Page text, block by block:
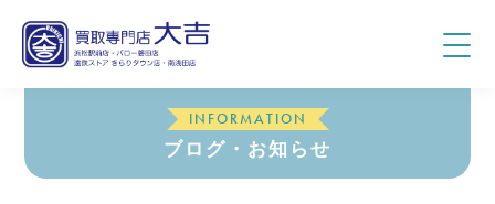
INFORMATION
ブログ・お知らせ